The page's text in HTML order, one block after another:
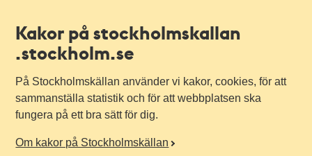
Kakor på stockholmskallan
.stockholm.se
På Stockholmskällan använder vi kakor, cookies, för att
sammanställa statistik och för att webbplatsen ska
fungera på ett bra sätt för dig.
Om kakor på Stockholmskällan